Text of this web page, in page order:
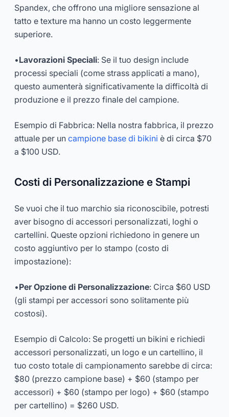
Spandex, che offrono una migliore sensazione al
tatto e texture ma hanno un costo leggermente
superiore.
•Lavorazioni Speciali: Se il tuo design include
processi speciali (come strass applicati a mano),
questo aumenterà significativamente la difficoltà di
produzione e il prezzo finale del campione.
Esempio di Fabbrica: Nella nostra fabbrica, il prezzo
attuale per un campione base di bikini è di circa $70
a $100 USD.
Costi di Personalizzazione e Stampi
Se vuoi che il tuo marchio sia riconoscibile, potresti
aver bisogno di accessori personalizzati, loghi o
cartellini. Queste opzioni richiedono in genere un
costo aggiuntivo per lo stampo (costo di
impostazione):
•Per Opzione di Personalizzazione: Circa $60 USD
(gli stampi per accessori sono solitamente più
costosi).
Esempio di Calcolo: Se progetti un bikini e richiedi
accessori personalizzati, un logo e un cartellino, il
tuo costo totale di campionamento sarebbe di circa:
$80 (prezzo campione base) + $60 (stampo per
accessori) + $60 (stampo per logo) + $60 (stampo
per cartellino) = $260 USD.